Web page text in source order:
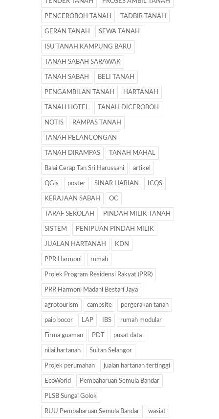
PENCEROBOH TANAH TADBIR TANAH
GERAN TANAH SEWA TANAH
ISU TANAH KAMPUNG BARU
TANAH SABAH SARAWAK
TANAH SABAH BELI TANAH
PENGAMBILAN TANAH HARTANAH
TANAH HOTEL TANAH DICEROBOH
NOTIS RAMPAS TANAH
TANAH PELANCONGAN
TANAH DIRAMPAS TANAH MAHAL
Balai Cerap Tan Sri Harussani artikel
QGis poster SINAR HARIAN ICQS
KERAJAAN SABAH OC
TARAF SEKOLAH PINDAH MILIK TANAH
SISTEM PENIPUAN PINDAH MILIK
JUALAN HARTANAH KDN
PPR Harmoni rumah
Projek Program Residensi Rakyat (PRR)
PRR Harmoni Madani Bestari Jaya
agrotourism campsite pergerakan tanah
paip bocor LAP IBS rumah modular
Firma guaman PDT pusat data
nilai hartanah Sultan Selangor
Projek perumahan jualan hartanah tertinggi
EcoWorld Pembaharuan Semula Bandar
PLSB Sungai Golok
RUU Pembaharuan Semula Bandar wasiat